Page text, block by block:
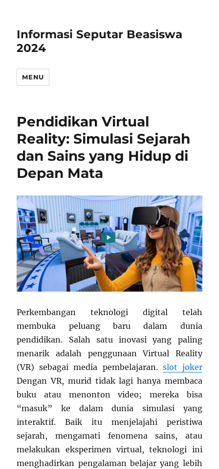
Informasi Seputar Beasiswa
2024
MENU
Pendidikan Virtual
Reality: Simulasi Sejarah
dan Sains yang Hidup di
Depan Mata
Perkembangan teknologi digital telah
membuka peluang baru dalam dunia
pendidikan. Salah satu inovasi yang paling
menarik adalah penggunaan Virtual Reality
(VR) sebagai media pembelajaran. slot joker
Dengan VR, murid tidak lagi hanya membaca
buku atau menonton video; mereka bisa
“masuk” ke dalam dunia simulasi yang
interaktif. Baik itu menjelajahi peristiwa
sejarah, mengamati fenomena sains, atau
melakukan eksperimen virtual, teknologi ini
menghadirkan pengalaman belajar yang lebih